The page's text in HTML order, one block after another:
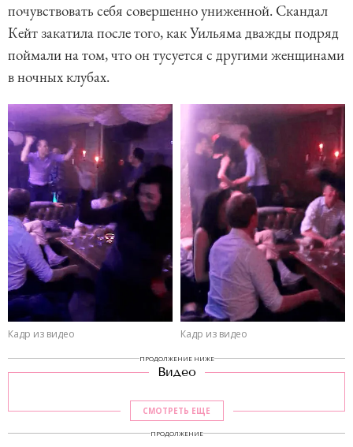
почувствовать себя совершенно униженной. Скандал
Кейт закатила после того, как Уильяма дважды подряд
поймали на том, что он тусуется с другими женщинами
в ночных клубах.
Кадр из видео Кадр из видео
ПРОДОЛЖЕНИЕ НИЖЕ
Видео
СМОТРЕТЬ ЕЩЕ
ПРОДОЛЖЕНИЕ